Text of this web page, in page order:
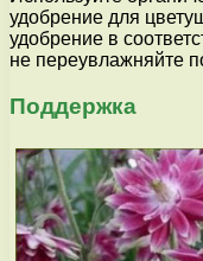
удобрение для
удобрение в
не переувлажняйте
Поддержка